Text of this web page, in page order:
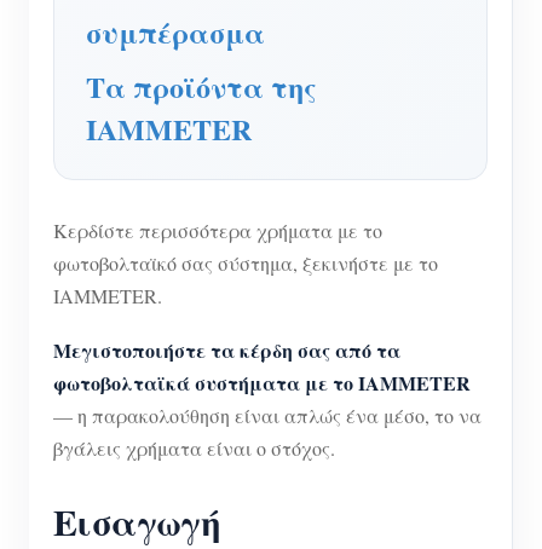
συμπέρασμα
Τα προϊόντα της
IAMMETER
Κερδίστε περισσότερα χρήματα με το
φωτοβολταϊκό σας σύστημα, ξεκινήστε με το
IAMMETER.
Μεγιστοποιήστε τα κέρδη σας από τα
φωτοβολταϊκά συστήματα με το IAMMETER
— η παρακολούθηση είναι απλώς ένα μέσο, το να
βγάλεις χρήματα είναι ο στόχος.
Εισαγωγή